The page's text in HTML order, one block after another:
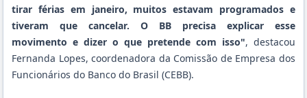
tirar férias em janeiro, muitos estavam programados e
tiveram que cancelar. O BB precisa explicar esse
movimento e dizer o que pretende com isso", destacou
Fernanda Lopes, coordenadora da Comissão de Empresa dos
Funcionários do Banco do Brasil (CEBB).